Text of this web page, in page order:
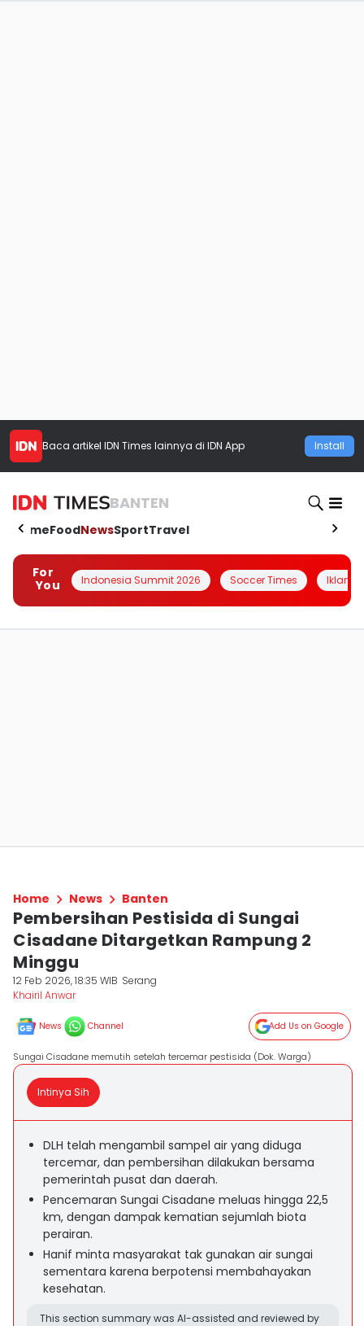
Baca artikel IDN Times lainnya di IDN App Install
BANTEN
HomeFoodNewsSportTravel
For
You
Indonesia Summit 2026 Soccer Times Iklanin
Home News Banten
Pembersihan Pestisida di Sungai
Cisadane Ditargetkan Rampung 2
Minggu
12 Feb 2026, 18:35 WIB Serang
Khairil Anwar
News Channel Add Us on Google
Sungai Cisadane memutih setelah tercemar pestisida (Dok. Warga)
Intinya Sih
DLH telah mengambil sampel air yang diduga
tercemar, dan pembersihan dilakukan bersama
pemerintah pusat dan daerah.
Pencemaran Sungai Cisadane meluas hingga 22,5
km, dengan dampak kematian sejumlah biota
perairan.
Hanif minta masyarakat tak gunakan air sungai
sementara karena berpotensi membahayakan
kesehatan.
This section summary was AI-assisted and reviewed by